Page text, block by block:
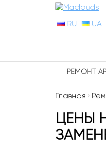
RU UA
РЕМОНТ
Главная ›
ЦЕНЫ